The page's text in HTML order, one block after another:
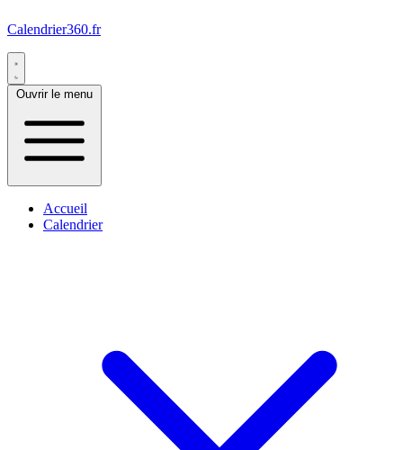
Calendrier360.fr
Ouvrir le menu
Accueil
Calendrier